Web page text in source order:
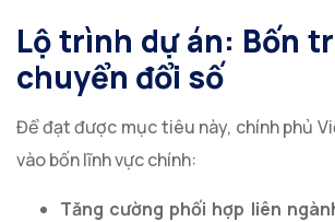
Lộ trình dự án: Bốn
chuyển đổi số
Để đạt được mục tiêu này, chính phủ
vào bốn lĩnh vực chính:
Tăng cường phối hợp liên